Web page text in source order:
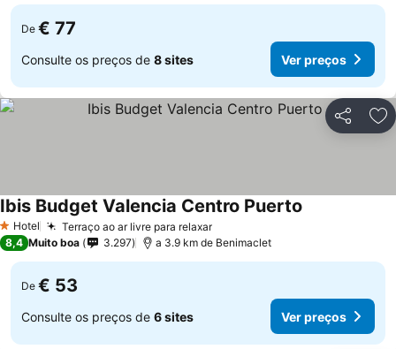
De € 77
Consulte os preços de 8 sites Ver preços
Partilhar
1 Estrelas
Hotel Terraço ao ar livre para relaxar
Ibis Budget Valencia Centro Puerto
8,4 Muito boa 3.297 a 3.9 km de Benimaclet
De € 53
Consulte os preços de 6 sites Ver preços